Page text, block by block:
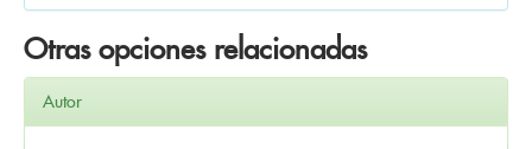
Otras opciones relacionadas
Autor